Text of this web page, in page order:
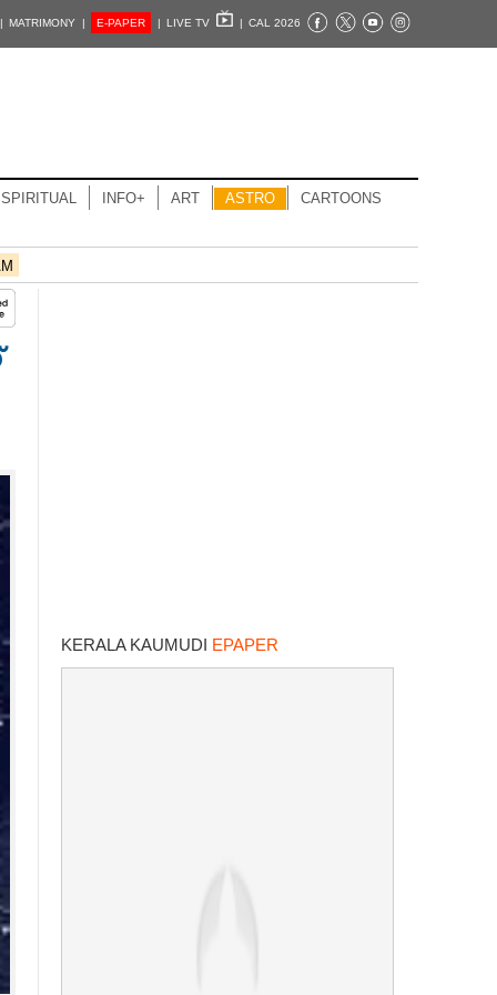
MATRIMONY | E-PAPER | LIVE TV | CAL 2026
SPIRITUAL INFO+ ART ASTRO CARTOONS
KERALA KAUMUDI EPAPER